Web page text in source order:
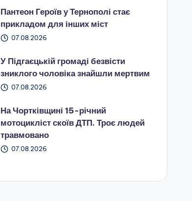
Пантеон Героїв у Тернополі стає
прикладом для інших міст
07.08.2026
У Підгаєцькій громаді безвісти
зниклого чоловіка знайшли мертвим
07.08.2026
На Чортківщині 15-річний
мотоцикліст скоїв ДТП. Троє людей
травмовано
07.08.2026